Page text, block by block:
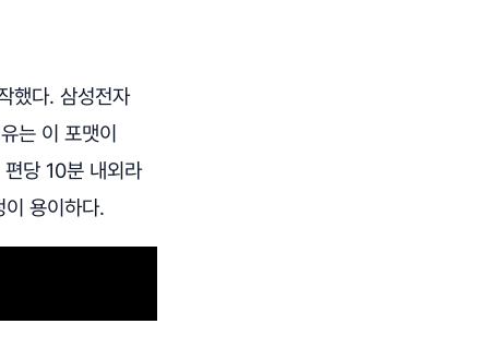
했다. 삼성전자
는 이 포맷이
당 10분 내외라
용이하다.